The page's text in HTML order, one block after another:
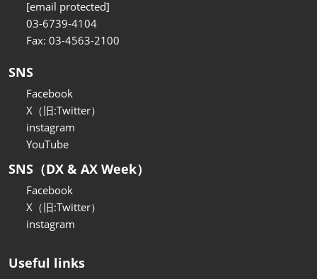
[email protected]
03-6739-4104
Fax: 03-4563-2100
SNS
Facebook
X（旧:Twitter）
instagram
YouTube
SNS（DX & AX Week）
Facebook
X（旧:Twitter）
instagram
Useful links